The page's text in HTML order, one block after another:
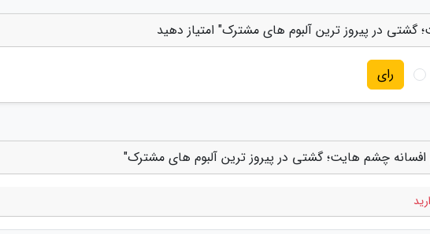
گشتی در پیروز ترین آلبوم های مشترک" امتیاز دهید
رای
افسانه چشم هایت؛ گشتی در پیروز ترین آلبوم های مشترک"